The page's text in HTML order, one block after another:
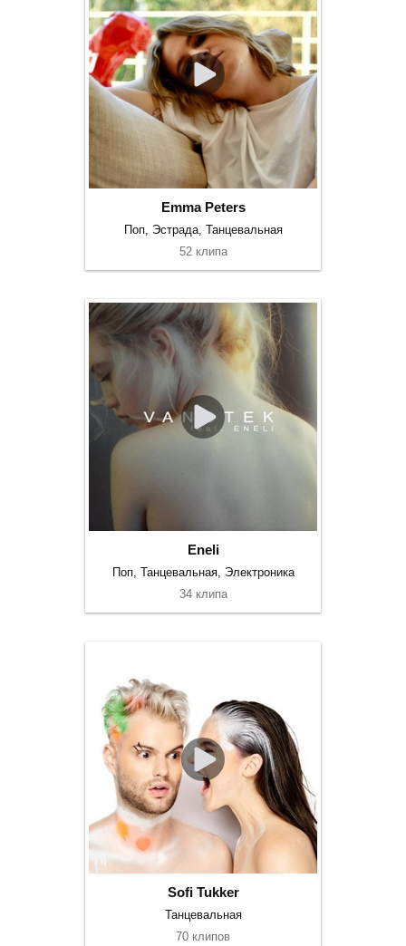
Emma Peters
Поп, Эстрада, Танцевальная
52 клипа
Eneli
Поп, Танцевальная, Электроника
34 клипа
Sofi Tukker
Танцевальная
70 клипов